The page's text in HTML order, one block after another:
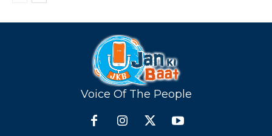
Voice Of The People